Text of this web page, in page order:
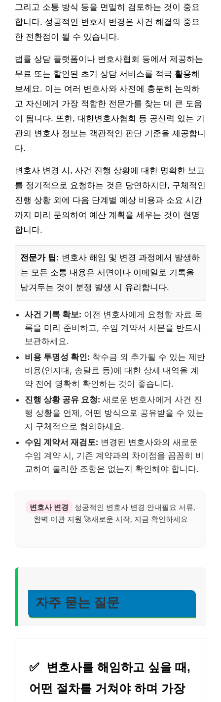
그리고 소통 방식 등을 면밀히 검토하는 것이 중요
합니다. 성공적인 변호사 변경은 사건 해결의 중요
한 전환점이 될 수 있습니다.
법률 상담 플랫폼이나 변호사협회 등에서 제공하는
무료 또는 할인된 초기 상담 서비스를 적극 활용해
보세요. 이는 여러 변호사와 사전에 충분히 논의하
고 자신에게 가장 적합한 전문가를 찾는 데 큰 도움
이 됩니다. 또한, 대한변호사협회 등 공신력 있는 기
관의 변호사 정보는 객관적인 판단 기준을 제공합니
다.
변호사 변경 시, 사건 진행 상황에 대한 명확한 보고
를 정기적으로 요청하는 것은 당연하지만, 구체적인
진행 상황 외에 다음 단계별 예상 비용과 소요 시간
까지 미리 문의하여 예산 계획을 세우는 것이 현명
합니다.
전문가 팁: 변호사 해임 및 변경 과정에서 발생하
는 모든 소통 내용은 서면이나 이메일로 기록을
남겨두는 것이 분쟁 발생 시 유리합니다.
사건 기록 확보: 이전 변호사에게 요청할 자료 목
록을 미리 준비하고, 수임 계약서 사본을 반드시
보관하세요.
비용 투명성 확인: 착수금 외 추가될 수 있는 제반
비용(인지대, 송달료 등)에 대한 상세 내역을 계
약 전에 명확히 확인하는 것이 좋습니다.
진행 상황 공유 요청: 새로운 변호사에게 사건 진
행 상황을 언제, 어떤 방식으로 공유받을 수 있는
지 구체적으로 협의하세요.
수임 계약서 재검토: 변경된 변호사와의 새로운
수임 계약 시, 기존 계약과의 차이점을 꼼꼼히 비
교하여 불리한 조항은 없는지 확인해야 합니다.
변호사 변경
성공적인 변호사 변경 안내필요 서류,
완벽 이관 지원 🚀새로운 시작, 지금 확인하세요
자주 묻는 질문
✅
변호사를 해임하고 싶을 때,
어떤 절차를 거쳐야 하며 가장